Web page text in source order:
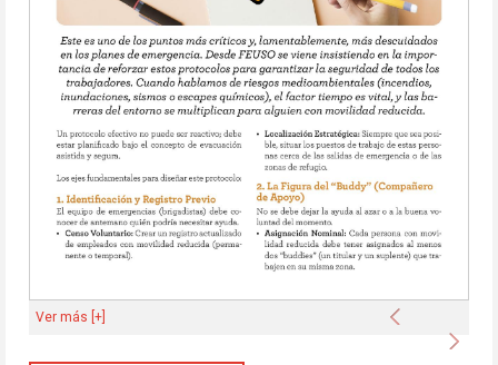
Anterior
Ver más [+]